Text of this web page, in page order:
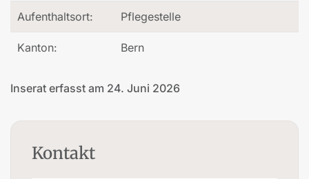
Aufenthaltsort: Pflegestelle
Kanton: Bern
Inserat erfasst am 24. Juni 2026
Kontakt